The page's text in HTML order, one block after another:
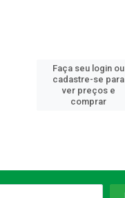
Faça seu login ou
cadastre-se para
ver preços e
comprar